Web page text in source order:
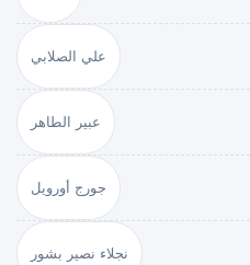
علي الصلابي
عبير الطاهر
جورج أورويل
نجلاء نصير بشور